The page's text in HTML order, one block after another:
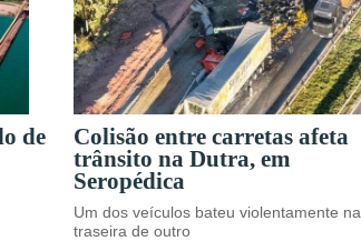
de
Colisão entre carretas afeta
trânsito na Dutra, em
Seropédica
Um dos veículos bateu violentamente na
traseira de outro